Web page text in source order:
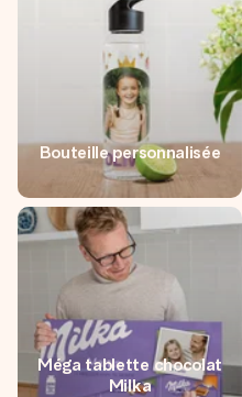
Bouteille personnalisée
Méga tablette chocolat
Milka